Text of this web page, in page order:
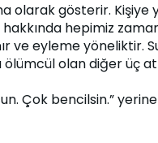
olarak gösterir.
hepimiz
ve eyleme
ölümcül olan diğer üç
Çok bencilsin.”